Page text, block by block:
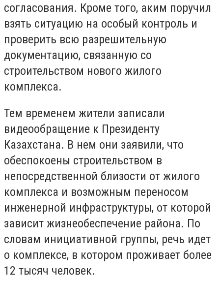
согласования. Кроме того, аким поручил
взять ситуацию на особый контроль и
проверить всю разрешительную
документацию, связанную со
строительством нового жилого
комплекса.
Тем временем жители записали
видеообращение к Президенту
Казахстана. В нем они заявили, что
обеспокоены строительством в
непосредственной близости от жилого
комплекса и возможным переносом
инженерной инфраструктуры, от которой
зависит жизнеобеспечение района. По
словам инициативной группы, речь идет
о комплексе, в котором проживает более
12 тысяч человек.